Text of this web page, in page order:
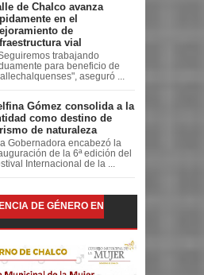
de Chalco avanza
en el
de
vial
trabajando
para beneficio de
aseguró ...
Gómez consolida a la
como destino de
de naturaleza
Gobernadora encabezó la
de la 6ª edición del
Internacional de la ...
DE GÉNERO EN